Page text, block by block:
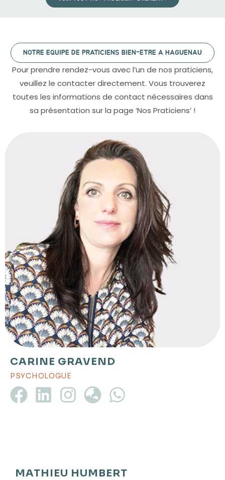
NOTRE EQUIPE DE PRATICIENS BIEN-ETRE A HAGUENAU
Pour prendre rendez-vous avec l’un de nos praticiens,
veuillez le contacter directement. Vous trouverez
toutes les informations de contact nécessaires dans
sa présentation sur la page ‘Nos Praticiens’ !
CARINE GRAVEND
PSYCHOLOGUE
MATHIEU HUMBERT